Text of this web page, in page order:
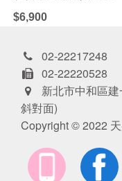
$6,900
02-
02-22220528
新北市中和區
斜對面)
Copyright © 2022